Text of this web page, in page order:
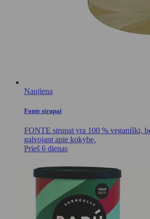
Naujiena
Fonte sirupai
FONTE sirupai yra 100 % veganiški,
galvojant apie kokybę.
Prieš 6 dienas